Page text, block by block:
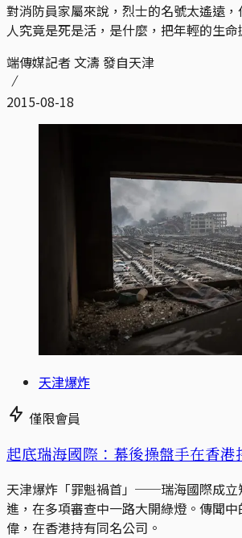
對消防員家屬來說，烈士的名號太遙遠
人究竟是死是活，是什麼，把年輕的生命
端傳媒記者 文濤 發自天津
2015-08-18
天津爆炸
僅限會員
起底瑞海國際：幕後操盤手在香港
天津爆炸「罪魁禍首」──瑞海國際成立
進，在多項審查中一路大開綠燈。傳聞
偉，在香港持有同名公司。